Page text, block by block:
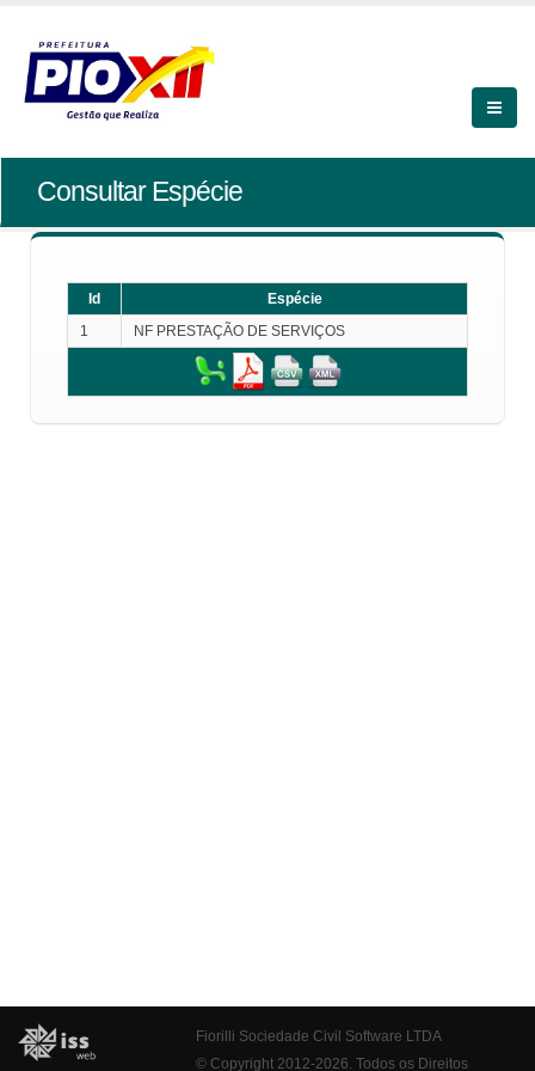
Consultar Espécie
Id
Espécie
1
NF PRESTAÇÃO DE SERVIÇOS
Fiorilli Sociedade Civil Software LTDA
© Copyright 2012-2026. Todos os Direitos